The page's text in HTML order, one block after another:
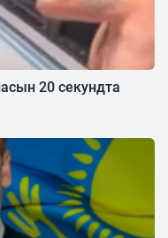
20 секундта